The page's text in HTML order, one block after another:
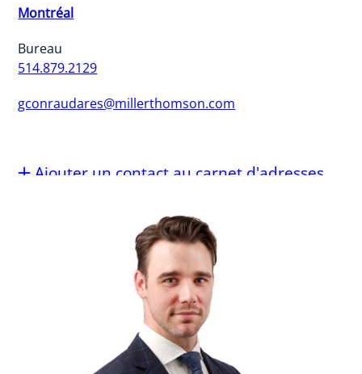
Montréal
Bureau
514.879.2129
gconraudares@millerthomson.com
Ajouter un contact au carnet d'adresses